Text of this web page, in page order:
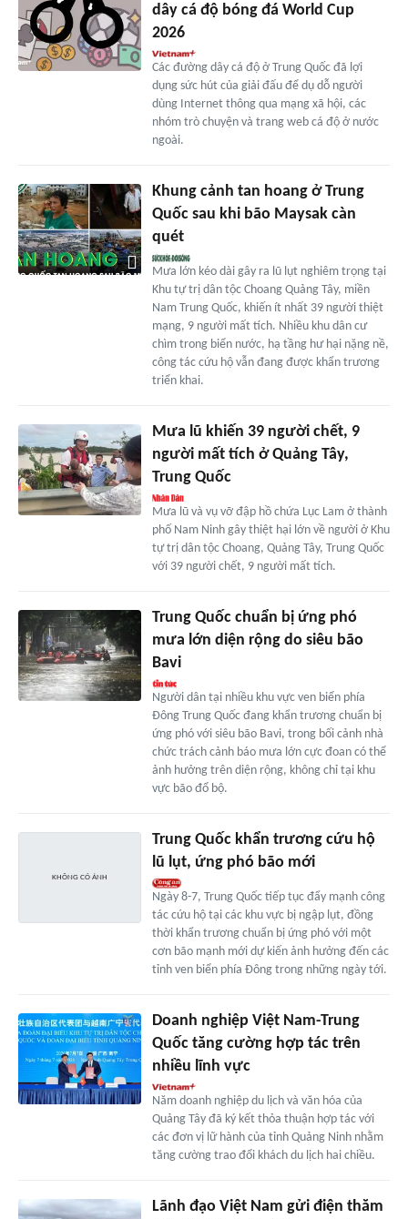
dây cá độ bóng đá World Cup
2026
Các đường dây cá độ ở Trung Quốc đã lợi
dụng sức hút của giải đấu để dụ dỗ người
dùng Internet thông qua mạng xã hội, các
nhóm trò chuyện và trang web cá độ ở nước
ngoài.
Khung cảnh tan hoang ở Trung
Quốc sau khi bão Maysak càn
quét
Mưa lớn kéo dài gây ra lũ lụt nghiêm trọng tại
Khu tự trị dân tộc Choang Quảng Tây, miền
Nam Trung Quốc, khiến ít nhất 39 người thiệt
mạng, 9 người mất tích. Nhiều khu dân cư
chìm trong biển nước, hạ tầng hư hại nặng nề,
công tác cứu hộ vẫn đang được khẩn trương
triển khai.
Mưa lũ khiến 39 người chết, 9
người mất tích ở Quảng Tây,
Trung Quốc
Mưa lũ và vụ vỡ đập hồ chứa Lục Lam ở thành
phố Nam Ninh gây thiệt hại lớn về người ở Khu
tự trị dân tộc Choang, Quảng Tây, Trung Quốc
với 39 người chết, 9 người mất tích.
Trung Quốc chuẩn bị ứng phó
mưa lớn diện rộng do siêu bão
Bavi
Người dân tại nhiều khu vực ven biển phía
Đông Trung Quốc đang khẩn trương chuẩn bị
ứng phó với siêu bão Bavi, trong bối cảnh nhà
chức trách cảnh báo mưa lớn cực đoan có thể
ảnh hưởng trên diện rộng, không chỉ tại khu
vực bão đổ bộ.
Trung Quốc khẩn trương cứu hộ
lũ lụt, ứng phó bão mới
Ngày 8-7, Trung Quốc tiếp tục đẩy mạnh công
tác cứu hộ tại các khu vực bị ngập lụt, đồng
thời khẩn trương chuẩn bị ứng phó với một
cơn bão mạnh mới dự kiến ảnh hưởng đến các
tỉnh ven biển phía Đông trong những ngày tới.
Doanh nghiệp Việt Nam-Trung
Quốc tăng cường hợp tác trên
nhiều lĩnh vực
Năm doanh nghiệp du lịch và văn hóa của
Quảng Tây đã ký kết thỏa thuận hợp tác với
các đơn vị lữ hành của tỉnh Quảng Ninh nhằm
tăng cường trao đổi khách du lịch hai chiều.
Lãnh đạo Việt Nam gửi điện thăm